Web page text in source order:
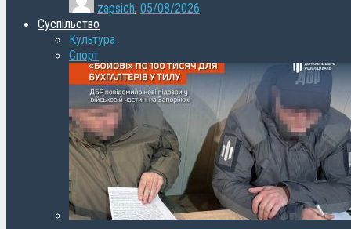
zapsich, 05/08/2026
Суспільство
Культура
Спорт